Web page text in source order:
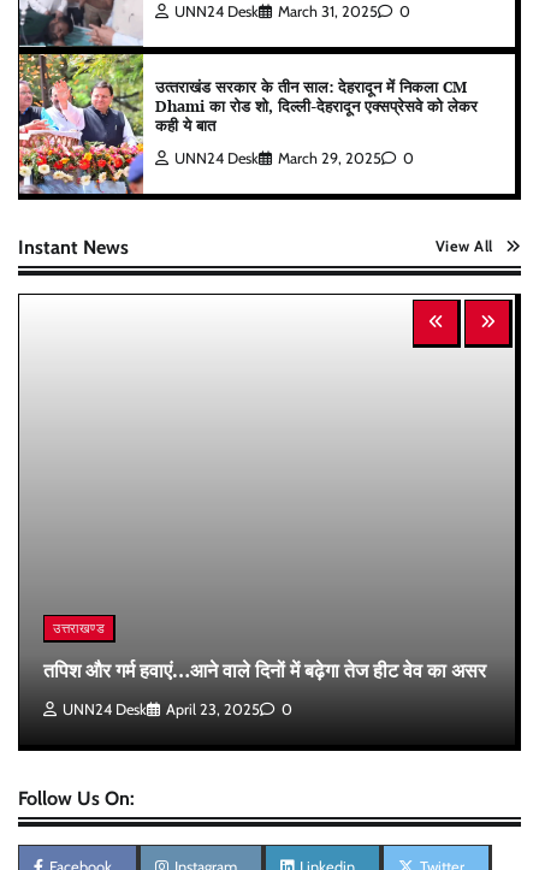
UNN24 Desk March 31, 2025 0
उत्‍तराखंड सरकार के तीन साल: देहरादून में निकला CM
Dhami का रोड शो, दिल्ली-देहरादून एक्सप्रेसवे को लेकर
कही ये बात
UNN24 Desk March 29, 2025 0
Instant News View All
उत्तराखण्ड
तपिश और गर्म हवाएं…आने वाले दिनों में बढ़ेगा तेज हीट वेव का असर
UNN24 Desk April 23, 2025 0
Follow Us On: